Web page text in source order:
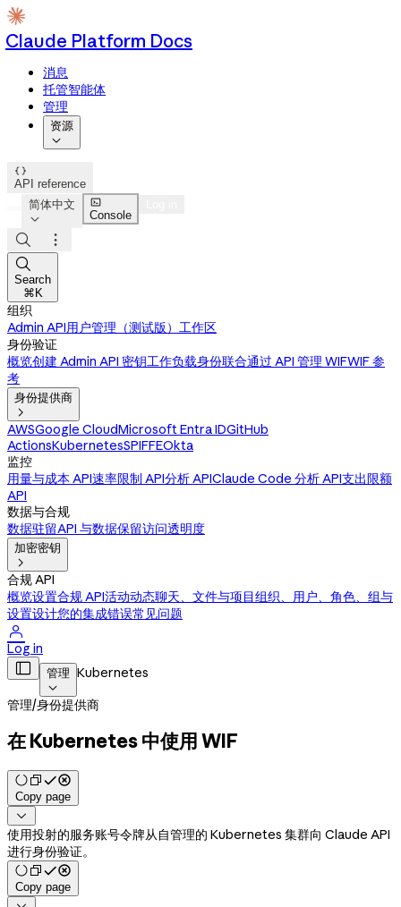
Claude Platform Docs
消息
托管智能体
管理
资源


API reference
简体中文


Console



Search
⌘K
组织
Admin API用户管理（测试版） 工作区
身份验证
概览创建 Admin API 密钥工作负载身份联合通过 API 管理 WIFWIF 参
考
身份提供商

AWSGoogle CloudMicrosoft Entra IDGitHub
ActionsKubernetesSPIFFEOkta
监控
用量与成本 API速率限制 API分析 APIClaude Code 分析 API支出限额
API
数据与合规
数据驻留API 与数据保留访问透明度
加密密钥

合规 API
概览设置合规 API活动动态聊天、文件与项目组织、用户、角色、组与
设置设计您的集成错误常见问题

Log in
 管理

Kubernetes
管理/身份提供商
在 Kubernetes 中使用 WIF
Copy page

使用投射的服务账号令牌从自管理的 Kubernetes 集群向 Claude API
进行身份验证。
Copy page